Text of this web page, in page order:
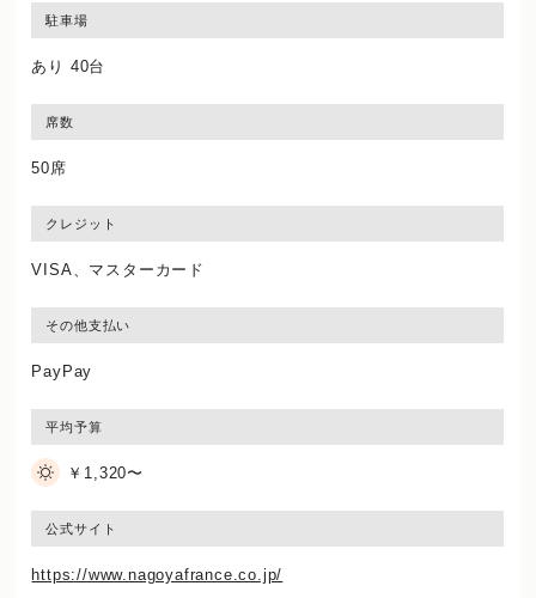
駐車場
あり 40台
席数
50席
クレジット
VISA、マスターカード
その他支払い
PayPay
平均予算
￥1,320〜
公式サイト
https://www.nagoyafrance.co.jp/